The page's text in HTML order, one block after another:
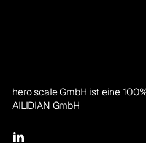
hero scale GmbH ist eine
AILIDIAN GmbH